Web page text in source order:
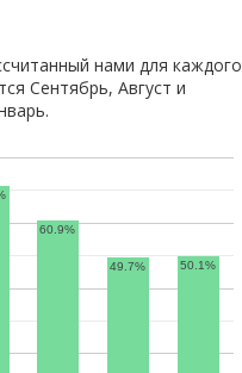
нами для каждого
Сентябрь, Август и
60.9%
49.7% 50.1%